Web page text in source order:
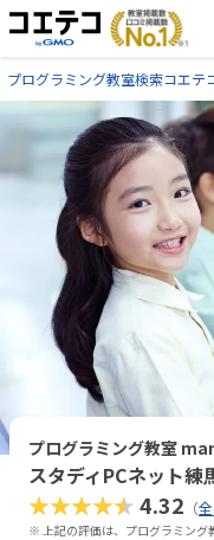
プログラミング教室検索コエテ
プログラミング教室
スタディPCネット練
★★★★★4.32 （
※ 上記の評価は、プログラミング